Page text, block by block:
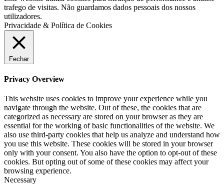
trafego de visitas. Não guardamos dados pessoais dos nossos
utilizadores.
Privacidade & Política de Cookies
Fechar
Privacy Overview
This website uses cookies to improve your experience while you
navigate through the website. Out of these, the cookies that are
categorized as necessary are stored on your browser as they are
essential for the working of basic functionalities of the website. We
also use third-party cookies that help us analyze and understand how
you use this website. These cookies will be stored in your browser
only with your consent. You also have the option to opt-out of these
cookies. But opting out of some of these cookies may affect your
browsing experience.
Necessary